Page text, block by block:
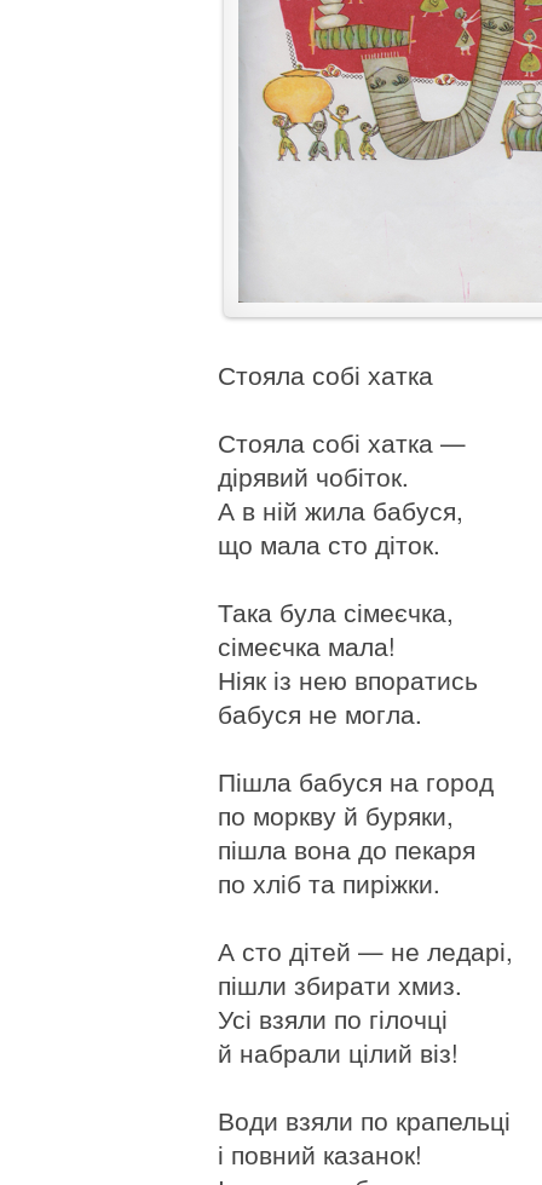
Стояла собі хатка
Стояла собі хатка —
дірявий чобіток.
А в ній жила бабуся,
що мала сто діток.
Така була сімеєчка,
сімеєчка мала!
Ніяк із нею впоратись
бабуся не могла.
Пішла бабуся на город
по моркву й буряки,
пішла вона до пекаря
по хліб та пиріжки.
А сто дітей — не ледарі,
пішли збирати хмиз.
Усі взяли по гілочці
й набрали цілий віз!
Води взяли по крапельці
і повний казанок!